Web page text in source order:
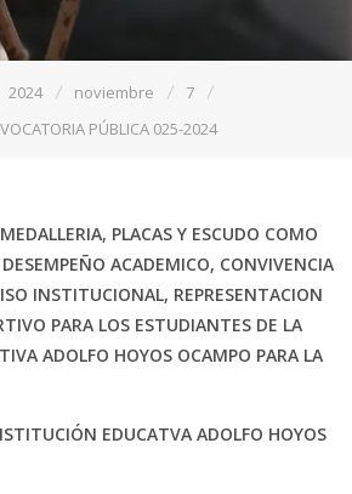
2024 noviembre
7
PÚBLICA 025-2024
PLACAS Y ESCUDO COMO
ACADEMICO, CONVIVENCIA
INSTITUCIONAL, REPRESENTACION
PARA LOS ESTUDIANTES DE LA
ADOLFO HOYOS OCAMPO PARA LA
EDUCATVA ADOLFO HOYOS